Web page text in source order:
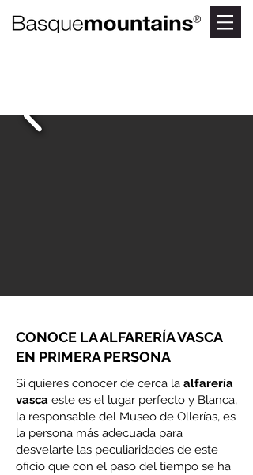
CONOCE LA ALFARERÍA VASCA
EN PRIMERA PERSONA
Si quieres conocer de cerca la alfarería
vasca este es el lugar perfecto y Blanca,
la responsable del Museo de Ollerías, es
la persona más adecuada para
desvelarte las peculiaridades de este
oficio que con el paso del tiempo se ha